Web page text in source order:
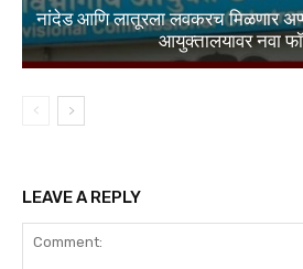
नांदेड आणि लातूरला लवकरच मिळणार
आयुक्तालयावर नवा
LEAVE A REPLY